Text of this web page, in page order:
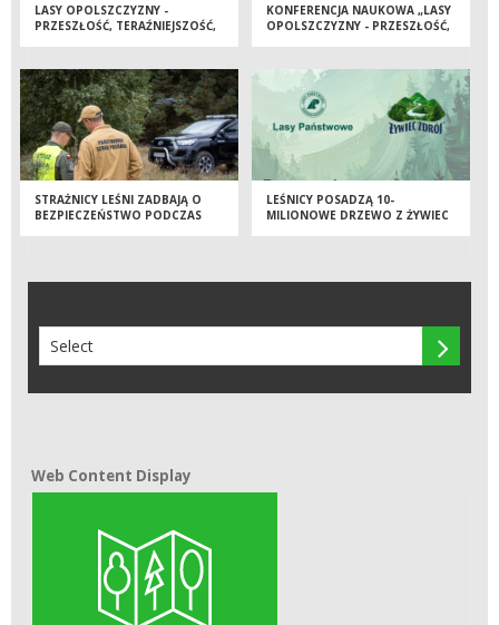
LASY OPOLSZCZYZNY -
PRZESZŁOŚĆ, TERAŹNIEJSZOŚĆ,
KONFERENCJA NAUKOWA „LASY
OPOLSZCZYZNY - PRZESZŁOŚĆ,
STRAŻNICY LEŚNI ZADBAJĄ O
BEZPIECZEŃSTWO PODCZAS
LEŚNICY POSADZĄ 10-
MILIONOWE DRZEWO Z ŻYWIEC

Web Content Display
Web Content Display